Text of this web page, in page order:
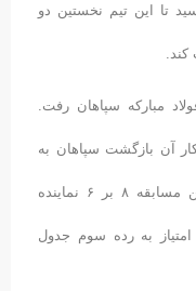
تا این تیم نخستین دو
مبارکه سپاهان رفت.
آن بازگشت سپاهان به
جمع مدعیان شد. سپاهان میزبان در این مسابقه ۸ بر ۶ نماینده
به رده سوم جدول